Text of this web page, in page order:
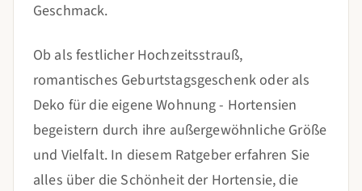
Geschmack.
Ob als festlicher Hochzeitsstrauß,
romantisches Geburtstagsgeschenk oder als
Deko für die eigene Wohnung - Hortensien
begeistern durch ihre außergewöhnliche Größe
und Vielfalt. In diesem Ratgeber erfahren Sie
alles über die Schönheit der Hortensie, die